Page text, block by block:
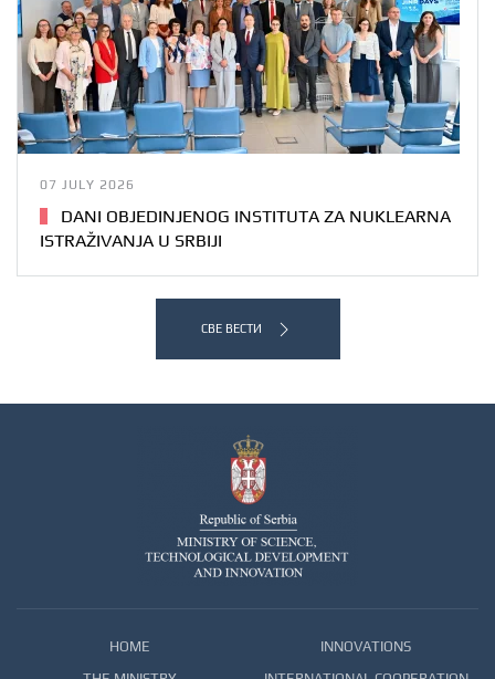
07 JULY 2026
DANI OBJEDINJENOG INSTITUTA ZA NUKLEARNA
ISTRAŽIVANJA U SRBIJI
СВЕ ВЕСТИ
HOME
INNOVATIONS